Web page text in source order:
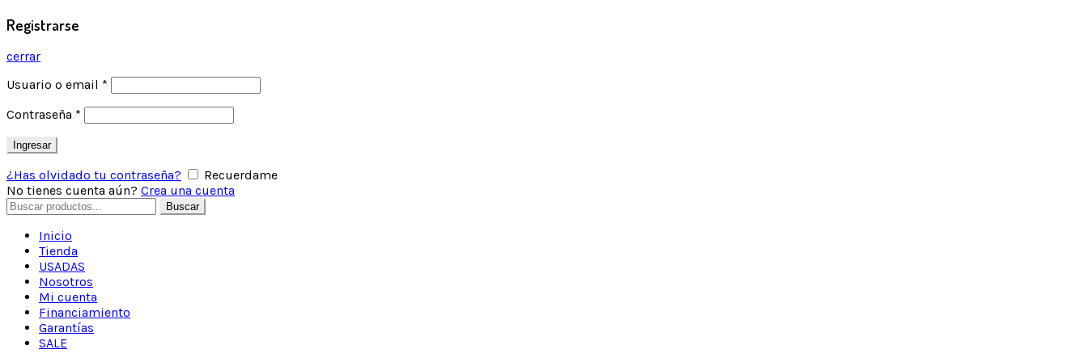
Registrarse
cerrar
Usuario o email *
Contraseña *
Ingresar
¿Has olvidado tu contraseña?
Recuerdame
No tienes cuenta aún? Crea una cuenta
Buscar
Inicio
Tienda
USADAS
Nosotros
Mi cuenta
Financiamiento
Garantías
SALE